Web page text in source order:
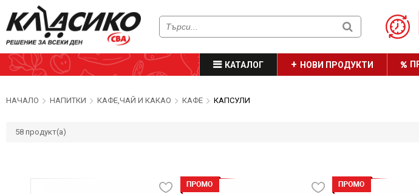
КАТАЛОГ НОВИ ПРОДУКТИ
НАЧАЛО НАПИТКИ КАФЕ,ЧАЙ И КАКАО КАФЕ КАПСУЛИ
58 продукт(а)